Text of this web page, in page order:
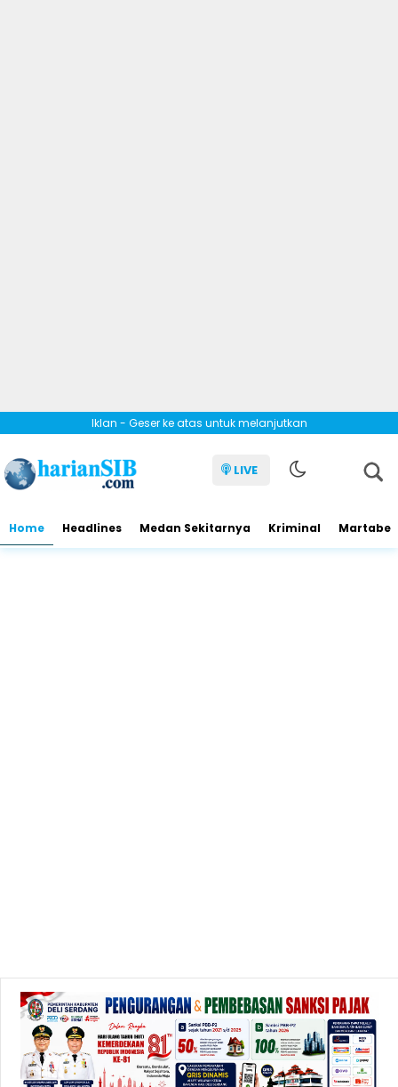
Iklan - Geser ke atas untuk melanjutkan
LIVE
Home Headlines Medan Sekitarnya Kriminal Martabe